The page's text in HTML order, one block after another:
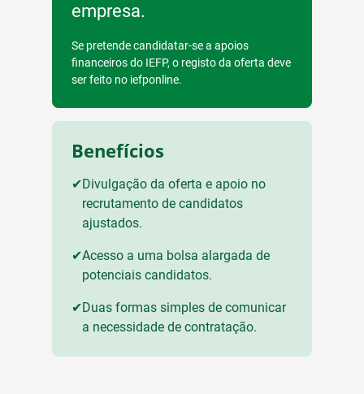
empresa.
Se pretende candidatar-se a apoios
financeiros do IEFP, o registo da oferta deve
ser feito no iefponline.
Benefícios
✔Divulgação da oferta e apoio no
recrutamento de candidatos
ajustados.
✔Acesso a uma bolsa alargada de
potenciais candidatos.
✔Duas formas simples de comunicar
a necessidade de contratação.